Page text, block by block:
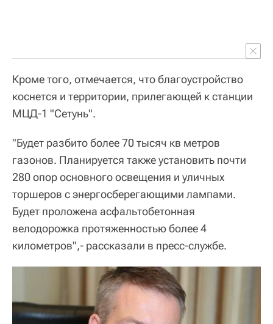
Кроме того, отмечается, что благоустройство
коснется и территории, прилегающей к станции
МЦД-1 "Сетунь".
"Будет разбито более 70 тысяч кв метров
газонов. Планируется также установить почти
280 опор основного освещения и уличных
торшеров с энергосберегающими лампами.
Будет проложена асфальтобетонная
велодорожка протяженностью более 4
километров",- рассказали в пресс-службе.